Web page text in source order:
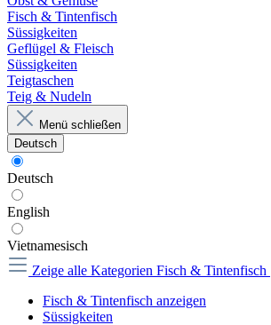
Fisch & Tintenfisch
Süssigkeiten
Geflügel & Fleisch
Süssigkeiten
Teigtaschen
Teig & Nudeln
Menü schließen
Deutsch
Deutsch
English
Vietnamesisch
Zeige alle Kategorien Fisch & Tintenfisch
Fisch & Tintenfisch anzeigen
Süssigkeiten